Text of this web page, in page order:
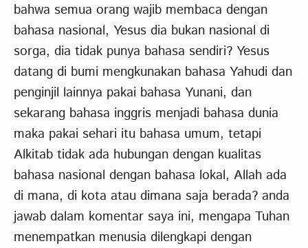
bahwa semua orang wajib membaca dengan
bahasa nasional, Yesus dia bukan nasional di
sorga, dia tidak punya bahasa sendiri? Yesus
datang di bumi mengkunakan bahasa Yahudi dan
penginjil lainnya pakai bahasa Yunani, dan
sekarang bahasa inggris menjadi bahasa dunia
maka pakai sehari itu bahasa umum, tetapi
Alkitab tidak ada hubungan dengan kualitas
bahasa nasional dengan bahasa lokal, Allah ada
di mana, di kota atau dimana saja berada? anda
jawab dalam komentar saya ini, mengapa Tuhan
menempatkan menusia dilengkapi dengan